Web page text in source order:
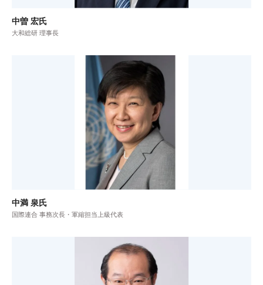
中曽 宏氏
大和総研 理事長
中満 泉氏
国際連合 事務次長・軍縮担当上級代表